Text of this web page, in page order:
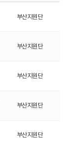
부산지원단
부산지원단
부산지원단
부산지원단
부산지원단